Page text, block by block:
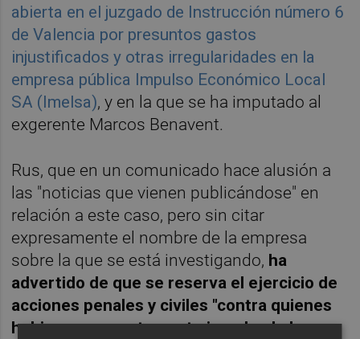
abierta en el juzgado de Instrucción número 6
de Valencia por presuntos gastos
injustificados y otras irregularidades en la
empresa pública Impulso Económico Local
SA (Imelsa), y en la que se ha imputado al
exgerente Marcos Benavent.
Rus, que en un comunicado hace alusión a
las "noticias que vienen publicándose" en
relación a este caso, pero sin citar
expresamente el nombre de la empresa
sobre la que se está investigando, ha
advertido de que se reserva el ejercicio de
acciones penales y civiles "contra quienes
hubieren presuntamente impulsado la que